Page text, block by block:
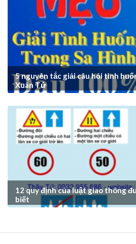
5 nguyên tắc giải câu hỏi tình
Xuân Tứ
12 quy định của luật giao thông
biết